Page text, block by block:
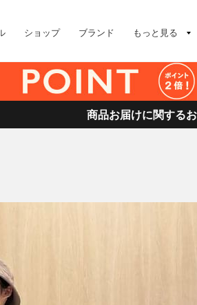
ショップ ブランド もっと見る
商品お届けに関する